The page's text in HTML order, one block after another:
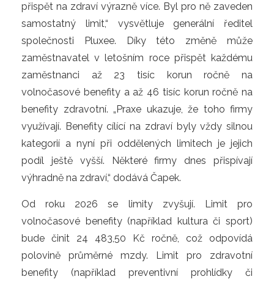
přispět na zdraví výrazně více. Byl pro ně zaveden
samostatný limit,“ vysvětluje generální ředitel
společnosti Pluxee. Díky této změně může
zaměstnavatel v letošním roce přispět každému
zaměstnanci až 23 tisíc korun ročně na
volnočasové benefity a až 46 tisíc korun ročně na
benefity zdravotní. „Praxe ukazuje, že toho firmy
využívají. Benefity cílící na zdraví byly vždy silnou
kategorií a nyní při oddělených limitech je jejich
podíl ještě vyšší. Některé firmy dnes přispívají
výhradně na zdraví,“ dodává Čapek.
Od roku 2026 se limity zvyšují. Limit pro
volnočasové benefity (například kultura či sport)
bude činit 24 483,50 Kč ročně, což odpovídá
polovině průměrné mzdy. Limit pro zdravotní
benefity (například preventivní prohlídky či